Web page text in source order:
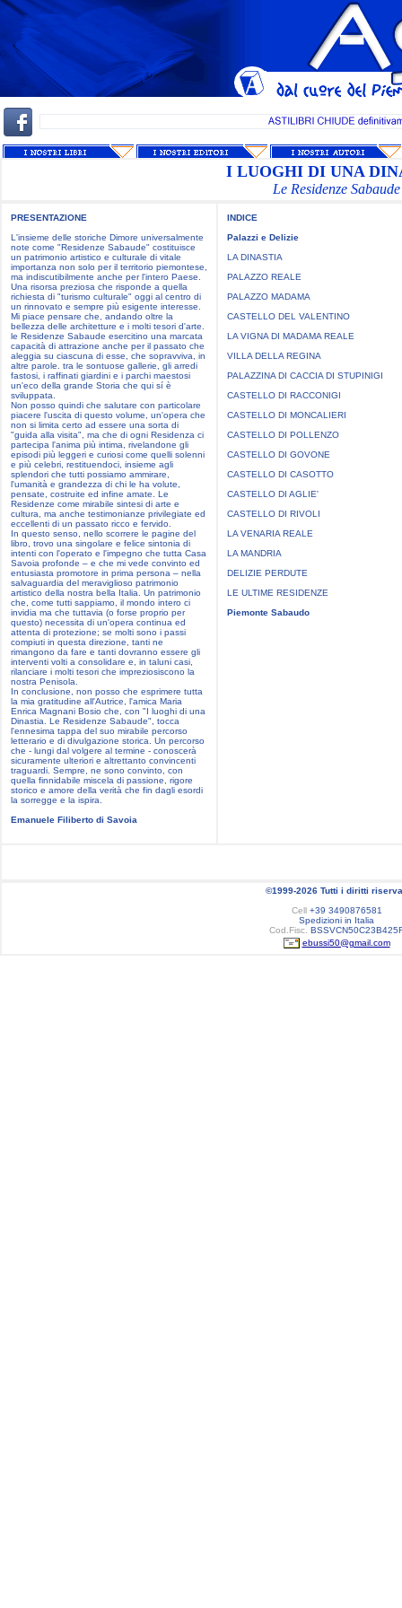
I LUOGHI DI UNA
Le Residenze Sabaude
PRESENTAZIONE
L'insieme delle storiche Dimore universalmente
note come "Residenze Sabaude" costituisce
un patrimonio artistico e culturale di vitale
importanza non solo per il territorio piemontese,
ma indiscutibilmente anche per l'intero Paese.
Una risorsa preziosa che risponde a quella
richiesta di "turismo culturale" oggi al centro di
un rinnovato e sempre più esigente interesse.
Mi piace pensare che, andando oltre la
bellezza delle architetture e i molti tesori d'arte.
le Residenze Sabaude esercitino una marcata
capacità di attrazione anche per il passato che
aleggia su ciascuna di esse, che sopravviva, in
altre parole. tra le sontuose gallerie, gli arredi
fastosi, i raffinati giardini e i parchi maestosi
un'eco della grande Storia che qui sí è
sviluppata.
Non posso quindi che salutare con particolare
piacere l'uscita di questo volume, un'opera che
non si limita certo ad essere una sorta di
"guida alla visita", ma che di ogni Residenza ci
partecipa l'anima più intima, rivelandone gli
episodi più leggeri e curiosi come quelli solenni
e più celebri, restituendoci, insieme agli
splendori che tutti possiamo ammirare,
l'umanità e grandezza di chi le ha volute,
pensate, costruite ed infine amate. Le
Residenze come mirabile sintesi di arte e
cultura, ma anche testimonianze privilegiate ed
eccellenti di un passato ricco e fervido.
In questo senso, nello scorrere le pagine del
libro, trovo una singolare e felice sintonia di
intenti con l'operato e l'impegno che tutta Casa
Savoia profonde – e che mi vede convinto ed
entusiasta promotore in prima persona – nella
salvaguardia del meraviglioso patrimonio
artistico della nostra bella Italia. Un patrimonio
che, come tutti sappiamo, il mondo intero ci
invidia ma che tuttavia (o forse proprio per
questo) necessita di un'opera continua ed
attenta di protezione; se molti sono i passi
compiuti in questa direzione, tanti ne
rimangono da fare e tanti dovranno essere gli
interventi volti a consolidare e, in taluni casi,
rilanciare i molti tesori che impreziosiscono la
nostra Penisola.
In conclusione, non posso che esprimere tutta
la mia gratitudine all'Autrice, l'amica Maria
Enrica Magnani Bosio che, con "I luoghi di una
Dinastia. Le Residenze Sabaude", tocca
l'ennesima tappa del suo mirabile percorso
letterario e di divulgazione storica. Un percorso
che - lungi dal volgere al termine - conoscerà
sicuramente ulteriori e altrettanto convincenti
traguardi. Sempre, ne sono convinto, con
quella finnidabile miscela di passione, rigore
storico e amore della verità che fin dagli esordi
la sorregge e la ispira.
Emanuele Filiberto di Savoia
INDICE
Palazzi e Delizie
LA DINASTIA
PALAZZO REALE
PALAZZO MADAMA
CASTELLO DEL VALENTINO
LA VIGNA DI MADAMA REALE
VILLA DELLA REGINA
PALAZZINA DI CACCIA DI STUPINIGI
CASTELLO DI RACCONIGI
CASTELLO DI MONCALIERI
CASTELLO DI POLLENZO
CASTELLO DI GOVONE
CASTELLO DI CASOTTO
CASTELLO DI AGLIE'
CASTELLO DI RIVOLI
LA VENARIA REALE
LA MANDRIA
DELIZIE PERDUTE
LE ULTIME RESIDENZE
Piemonte Sabaudo
©1999-2026 Tutti i diritti
Cell+39 3490876581
Spedizioni in Italia
Cod.Fisc.
ebussi50@gmail.com